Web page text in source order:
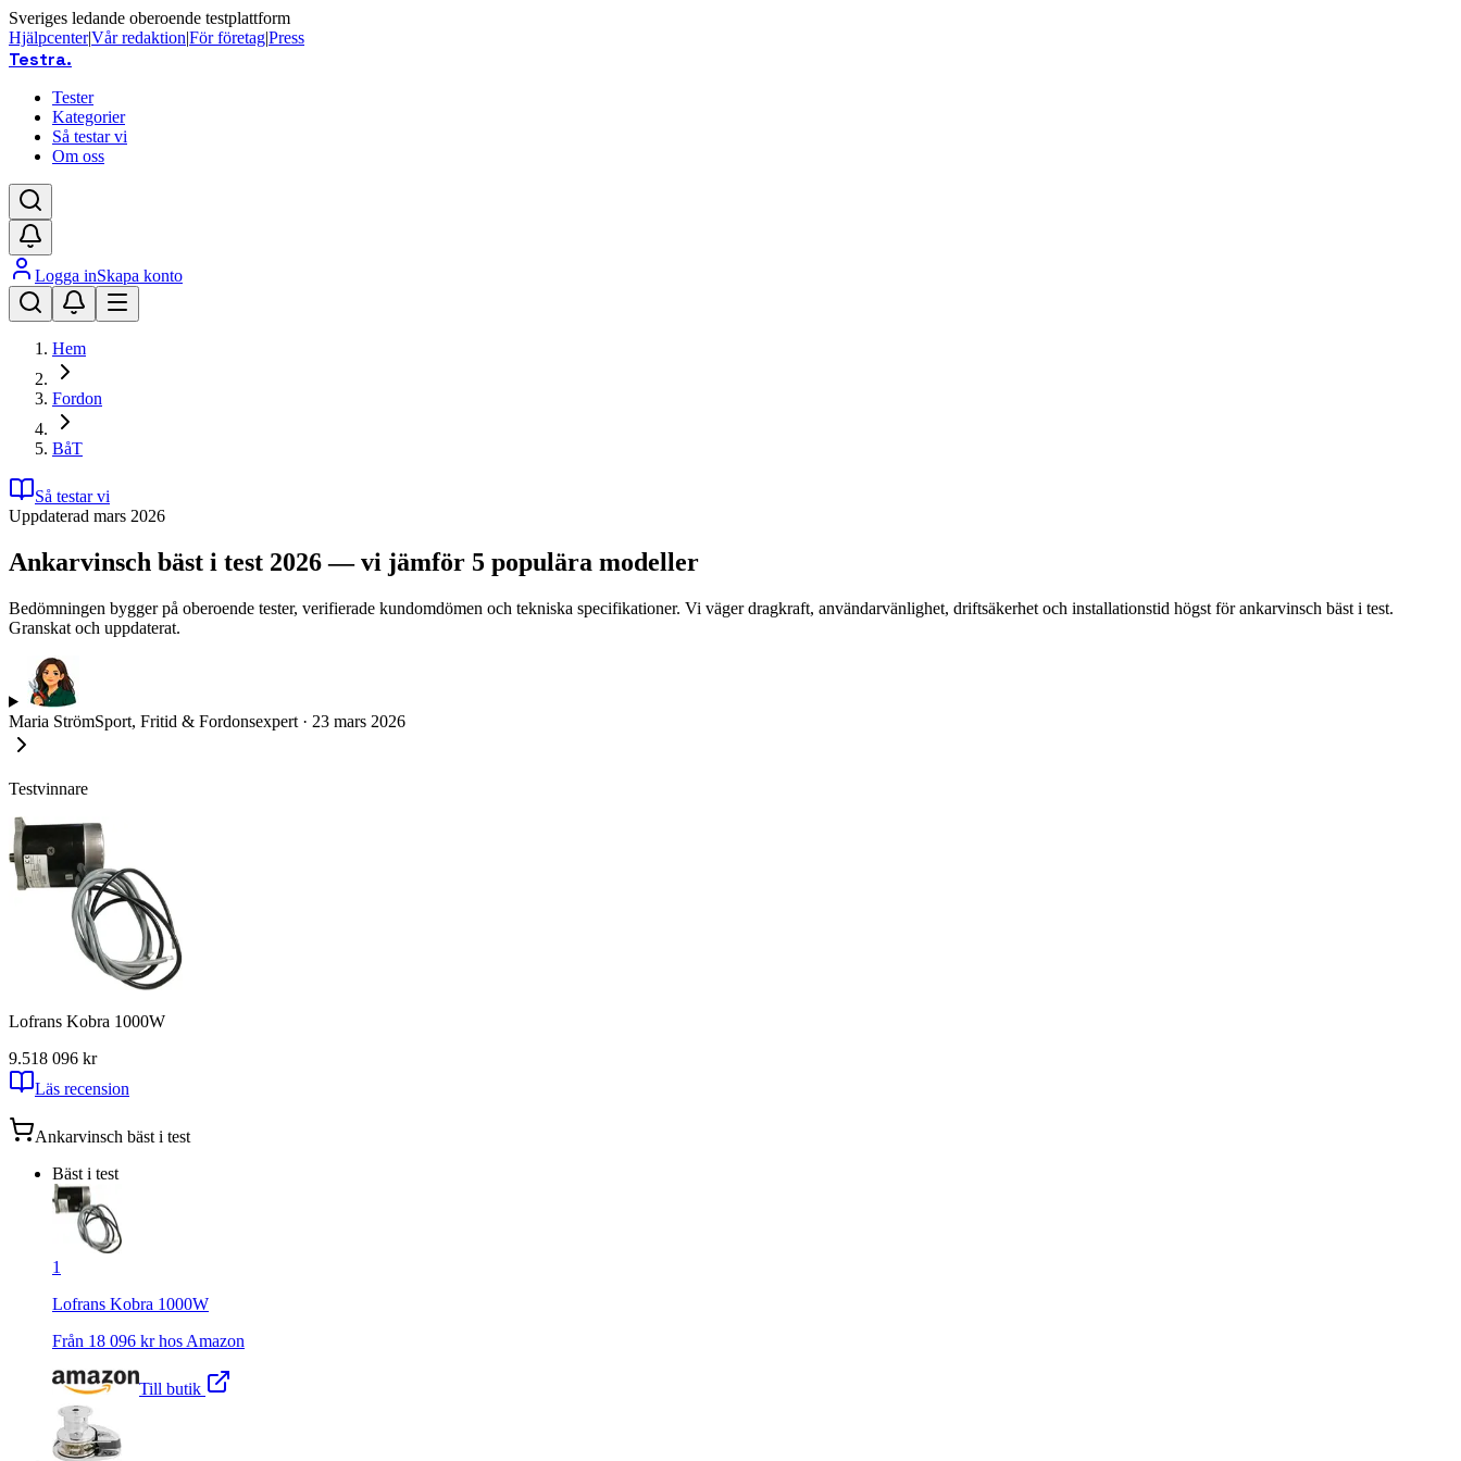
Sveriges ledande oberoende testplattform
Hjälpcenter|Vår redaktion|För företag|Press
Testra.
Tester
Kategorier
Så testar vi
Om oss
Logga inSkapa konto
Hem
Fordon
BåT
Så testar vi
Uppdaterad mars 2026
Ankarvinsch bäst i test 2026 — vi jämför 5 populära modeller
Bedömningen bygger på oberoende tester, verifierade kundomdömen och tekniska specifikationer. Vi väger dragkraft, användarvänlighet, driftsäkerhet och installationstid högst för ankarvinsch bäst i test.
Granskat och uppdaterat.
Maria StrömSport, Fritid & Fordonsexpert · 23 mars 2026
Testvinnare
Lofrans Kobra 1000W
9.518 096 kr
Läs recension
Ankarvinsch bäst i test
Bäst i test
1
Lofrans Kobra 1000W
Från 18 096 kr hos Amazon
Till butik